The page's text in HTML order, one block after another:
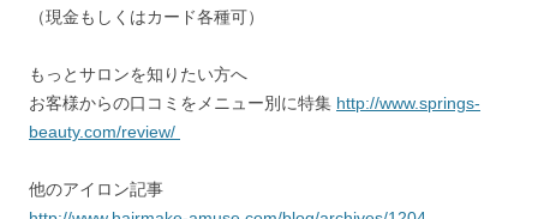
（現金もしくはカード各種可）
もっとサロンを知りたい方へ
お客様からの口コミをメニュー別に特集 http://www.springs-
beauty.com/review/
他のアイロン記事